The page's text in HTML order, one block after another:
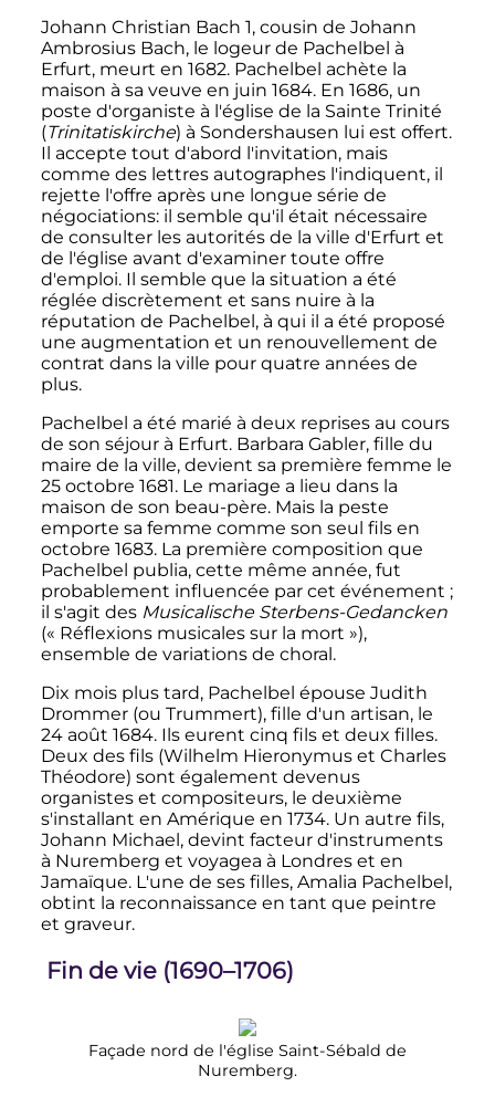
Johann Christian Bach 1, cousin de Johann
Ambrosius Bach, le logeur de Pachelbel à
Erfurt, meurt en 1682. Pachelbel achète la
maison à sa veuve en juin 1684. En 1686, un
poste d'organiste à l'église de la Sainte Trinité
(Trinitatiskirche) à Sondershausen lui est offert.
Il accepte tout d'abord l'invitation, mais
comme des lettres autographes l'indiquent, il
rejette l'offre après une longue série de
négociations: il semble qu'il était nécessaire
de consulter les autorités de la ville d'Erfurt et
de l'église avant d'examiner toute offre
d'emploi. Il semble que la situation a été
réglée discrètement et sans nuire à la
réputation de Pachelbel, à qui il a été proposé
une augmentation et un renouvellement de
contrat dans la ville pour quatre années de
plus.
Pachelbel a été marié à deux reprises au cours
de son séjour à Erfurt. Barbara Gabler, fille du
maire de la ville, devient sa première femme le
25 octobre 1681. Le mariage a lieu dans la
maison de son beau-père. Mais la peste
emporte sa femme comme son seul fils en
octobre 1683. La première composition que
Pachelbel publia, cette même année, fut
probablement influencée par cet événement ;
il s'agit des Musicalische Sterbens-Gedancken
(« Réflexions musicales sur la mort »),
ensemble de variations de choral.
Dix mois plus tard, Pachelbel épouse Judith
Drommer (ou Trummert), fille d'un artisan, le
24 août 1684. Ils eurent cinq fils et deux filles.
Deux des fils (Wilhelm Hieronymus et Charles
Théodore) sont également devenus
organistes et compositeurs, le deuxième
s'installant en Amérique en 1734. Un autre fils,
Johann Michael, devint facteur d'instruments
à Nuremberg et voyagea à Londres et en
Jamaïque. L'une de ses filles, Amalia Pachelbel,
obtint la reconnaissance en tant que peintre
et graveur.
Fin de vie (1690–1706)
Façade nord de l'église Saint-Sébald de
Nuremberg.